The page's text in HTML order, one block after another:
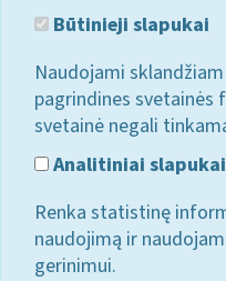
Būtinieji slapukai
Naudojami
pagrindines svetainės
svetainė negali
Analitiniai slapukai
Renka statistinę
naudojimą ir
gerinimui.